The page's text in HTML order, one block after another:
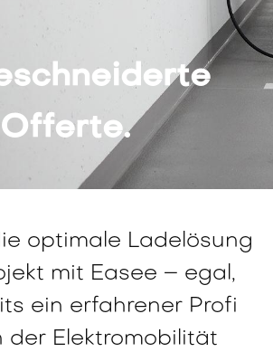
optimale Ladelösung
mit Easee – egal,
ein erfahrener Profi
der Elektromobilität